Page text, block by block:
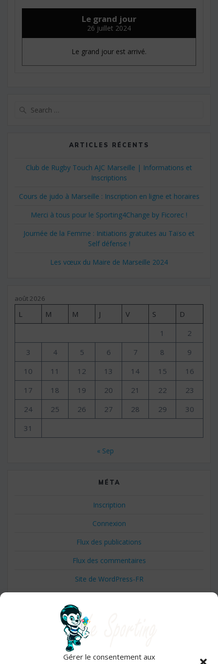
Gérer le consentement aux
Le grand jour
26 juillet 2024
Le grand jour est arrivé.
ARTICLES RÉCENTS
Club de Rugby Touch AJC Marseille | Informations et
Inscriptions
Cours de judo à Marseille : Inscription en ligne et horaires
Merci à tous pour le Sporting4Change by Ficorec !
Journée de la Femme : Initiations gratuites au Taïso et
Self défense !
Les vœux du Maire de Marseille 2024
août 2026
L M M J V S
D
1
2
3
4 5 6 7 8
9
10
11 12 13 14 15
16
17
18 19 20 21 22
23
24
25 26 27 28 29
30
31
« Sep
MÉTA
Inscription
Connexion
Flux des publications
Flux des commentaires
Site de WordPress-FR